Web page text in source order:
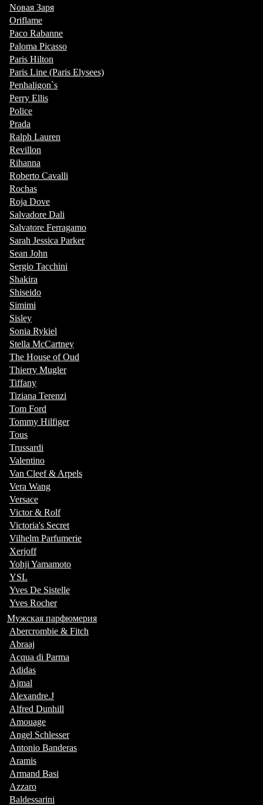
Nовая Заря
Oriflame
Paco Rabanne
Paloma Picasso
Paris Hilton
Paris Line (Paris Elysees)
Penhaligon`s
Perry Ellis
Police
Prada
Ralph Lauren
Revillon
Rihanna
Roberto Cavalli
Rochas
Roja Dove
Salvadore Dali
Salvatore Ferragamo
Sarah Jessica Parker
Sean John
Sergio Tacchini
Shakira
Shiseido
Simimi
Sisley
Sonia Rykiel
Stella McCartney
The House of Oud
Thierry Mugler
Tiffany
Tiziana Terenzi
Tom Ford
Tommy Hilfiger
Tous
Trussardi
Valentino
Van Cleef & Arpels
Vera Wang
Versace
Victor & Rolf
Victoria's Secret
Vilhelm Parfumerie
Xerjoff
Yohji Yamamoto
YSL
Yves De Sistelle
Yves Rocher
Мужская парфюмерия
Abercrombie & Fitch
Abraaj
Acqua di Parma
Adidas
Ajmal
Alexandre.J
Alfred Dunhill
Amouage
Angel Schlesser
Antonio Banderas
Aramis
Armand Basi
Azzaro
Baldessarini